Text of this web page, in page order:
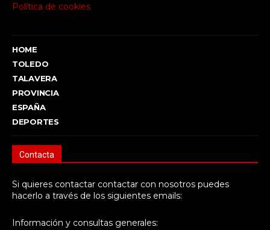
Política de cookies
HOME
TOLEDO
TALAVERA
PROVINCIA
ESPAÑA
DEPORTES
Contacta
Si quieres contactar contactar con nosotros puedes
hacerlo a través de los siguientes emails:
Información y consultas generales: